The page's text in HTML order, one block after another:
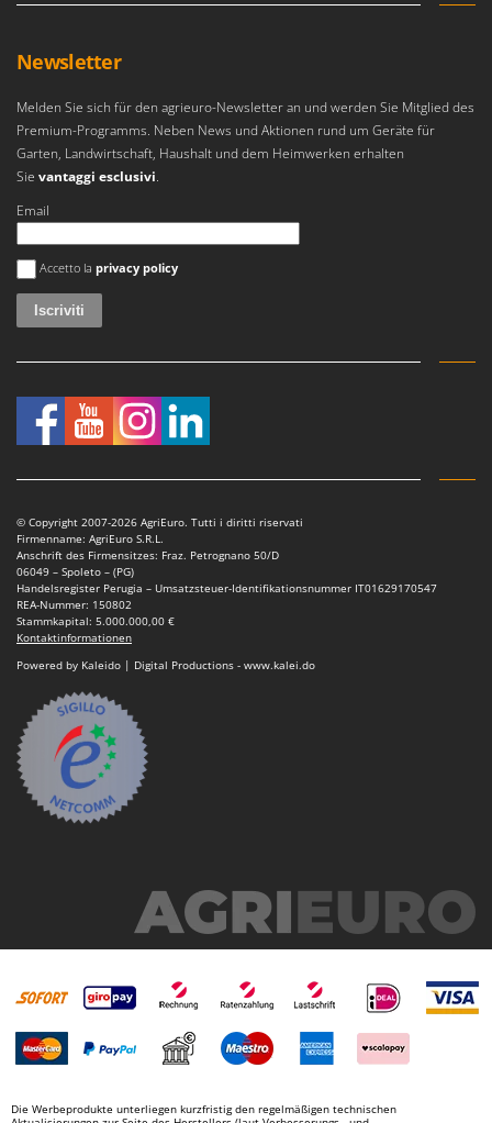
Zodiac
Newsletter
Melden Sie sich für den agrieuro-Newsletter an und werden Sie Mitglied des
Premium-Programms. Neben News und Aktionen rund um Geräte für
Garten, Landwirtschaft, Haushalt und dem Heimwerken erhalten
Sie vantaggi esclusivi.
Email
Si è verificato un errore
Accetto la privacy policy
© Copyright 2007-2026 AgriEuro. Tutti i diritti riservati
Firmenname: AgriEuro S.R.L.
Anschrift des Firmensitzes: Fraz. Petrognano 50/D
06049 – Spoleto – (PG)
Handelsregister Perugia – Umsatzsteuer-Identifikationsnummer IT01629170547
REA-Nummer: 150802
Stammkapital: 5.000.000,00 €
Kontaktinformationen
Powered by Kaleido | Digital Productions - www.kalei.do
Die Werbeprodukte unterliegen kurzfristig den regelmäßigen technischen